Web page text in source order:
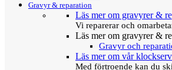
Gravyr & reparation
Läs mer om gravyrer &
Vi reparerar och
Läs mer om gravyrer &
Gravyr och
Läs mer om vår
Med förtroende kan du